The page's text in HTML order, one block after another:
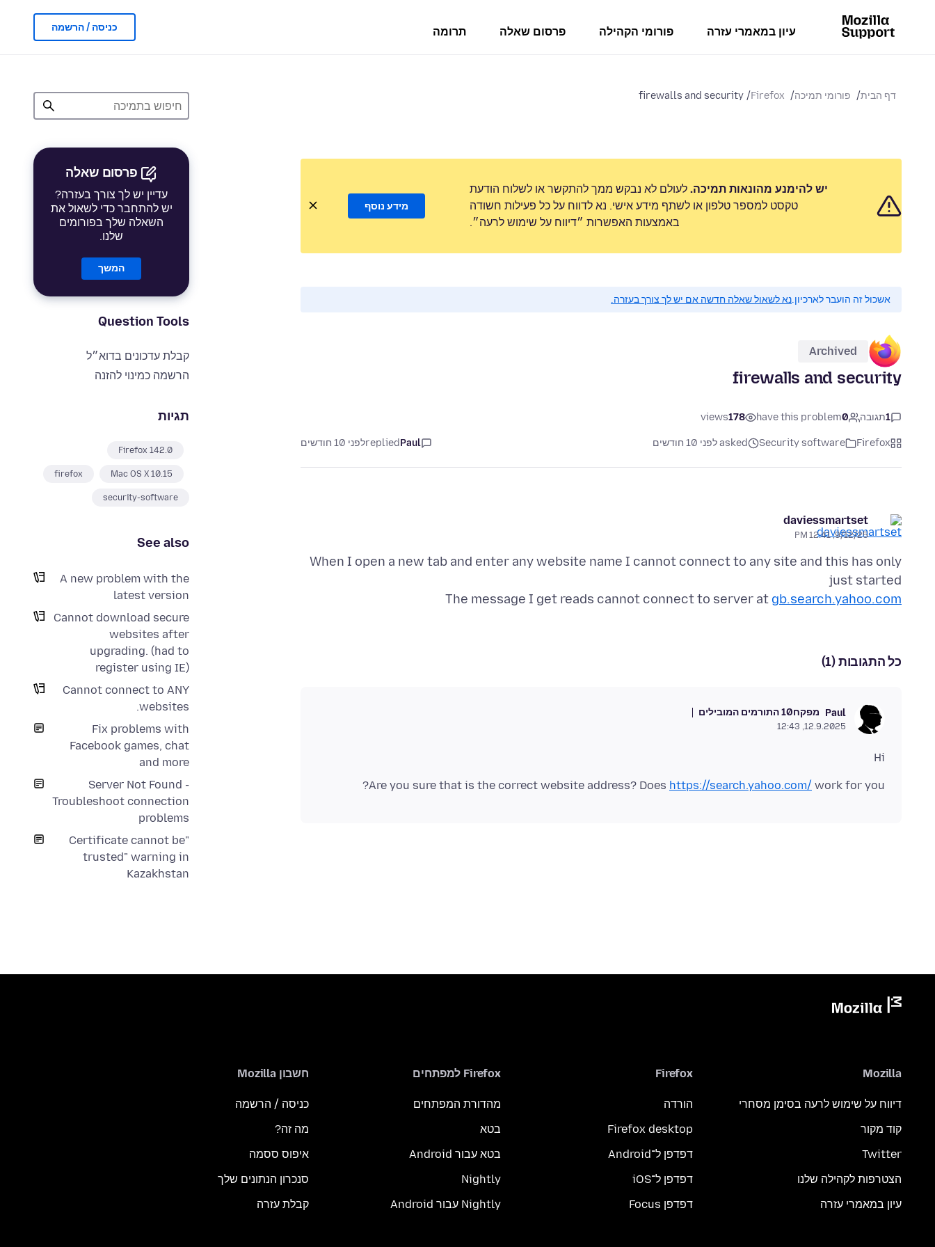
עיון במאמרי עזרה פורומי הקהילה פרסום שאלה תרומה כניסה / הרשמה
דף הבית פורומי תמיכה Firefox
firewalls and security
פרסום שאלה
עדיין יש לך צורך בעזרה?
יש להתחבר כדי לשאול את
השאלה שלך בפורומים
שלנו.
המשך
Question Tools
קבלת עדכונים בדוא״ל
הרשמה כמינוי להזנה
תגיות
Firefox 142.0
Mac OS X 10.15
firefox
security-software
See also
A new problem with the
latest version
Cannot download secure
websites after
upgrading. (had to
register using IE)
Cannot connect to ANY
websites.
Fix problems with
Facebook games, chat
and more
Server Not Found -
Troubleshoot connection
problems
"Certificate cannot be
trusted" warning in
Kazakhstan
יש להימנע מהונאות תמיכה. לעולם לא נבקש ממך להתקשר או לשלוח הודעת
טקסט למספר טלפון או לשתף מידע אישי. נא לדווח על כל פעילות חשודה
באמצעות האפשרות ״דיווח על שימוש לרעה״.
מידע נוסף
אשכול זה הועבר לארכיון.נא לשאול שאלה חדשה אם יש לך צורך בעזרה.
Archived
firewalls and security
1תגובה 0
have this problem
178
views
Firefox
Security software asked לפני 10 חודשים Paul
repliedלפני 10 חודשים
daviessmartset
9/12/25, 12:41 PM
When I open a new tab and enter any website name I cannot connect to any site and this has only
The message I get reads cannot connect to server at gb.search.yahoo.com
כל התגובות (1)
Paul מפקח10 התורמים המובילים
12.9.2025, 12:43
Hi
Are you sure that is the correct website address? Does https://search.yahoo.com/ work for you?
Mozilla
דיווח על שימוש לרעה בסימן מסחרי
קוד מקור
Twitter
הצטרפות לקהילה שלנו
עיון במאמרי עזרה
Firefox
הורדה
Firefox desktop
דפדפן ל־Android
דפדפן ל־iOS
דפדפן Focus
Firefox למפתחים
מהדורת המפתחים
בטא
בטא עבור Android
Nightly
Nightly עבור Android
חשבון Mozilla
כניסה / הרשמה
מה זה?
איפוס ססמה
סנכרון הנתונים שלך
קבלת עזרה